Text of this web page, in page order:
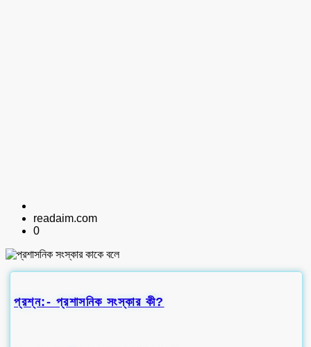
readaim.com
0
প্রশ্ন:- প্রশাসনিক সংস্কার কী?